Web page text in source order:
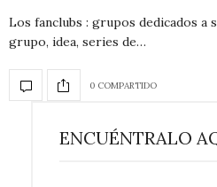
Los fanclubs : grupos dedicados a
grupo, idea, series de…
0 COMPARTIDO
ENCUÉNTRALO